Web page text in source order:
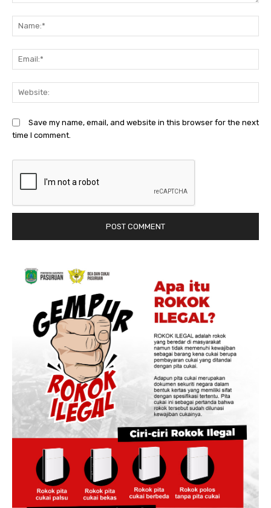
Save my name, email, and website in this browser for the next
time I comment.